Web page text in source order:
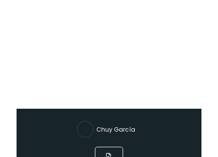
Chuy García